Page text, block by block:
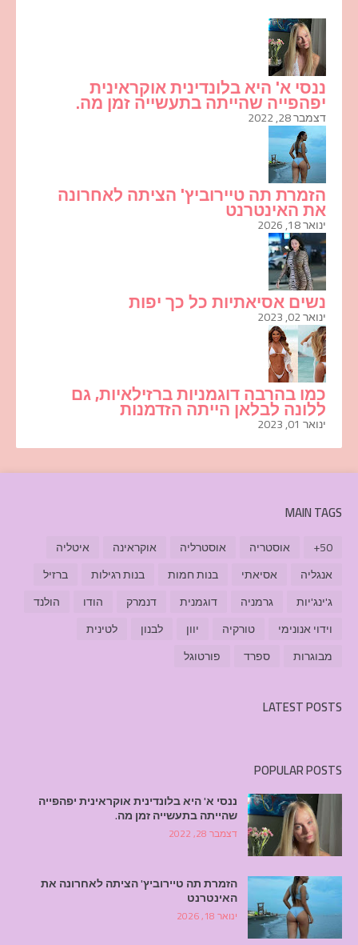
ננסי א' היא בלונדינית אוקראינית
יפהפייה שהייתה בתעשייה זמן מה.
דצמבר 28, 2022
הזמרת תה טיירוביץ' הציתה לאחרונה
את האינטרנט
ינואר 18, 2026
נשים אסיאתיות כל כך יפות
ינואר 02, 2023
כמו בהרבה דוגמניות ברזילאיות, גם
ללונה לבלאן הייתה הזדמנות
ינואר 01, 2023
MAIN TAGS
50+ אוסטריה אוסטרליה אוקראינה
איטליה
אנגליה
אסיאתי בנות חמות בנות רגילות
ברזיל
ג'ינג'יות
גרמניה דוגמנית דנמרק הודו
הולנד
וידוי אנונימי
טורקיה יוון לבנון
לטינית
מבוגרות
ספרד פורטוגל
LATEST POSTS
POPULAR POSTS
ננסי א' היא בלונדינית אוקראינית יפהפייה
שהייתה בתעשייה זמן מה.
דצמבר 28, 2022
הזמרת תה טיירוביץ' הציתה לאחרונה את
האינטרנט
ינואר 18, 2026